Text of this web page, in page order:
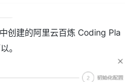
创建的阿里云百炼 Coding Pla
。